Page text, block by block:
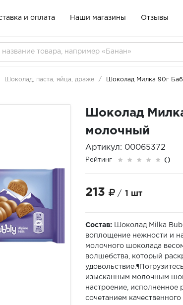
и оплата Наши магазины Отзывы
Шоколад, паста, яйца, драже Шоколад Милка 90г
Шоколад
молочный
Артикул: 00065372
Рейтинг ()
213 / 1 шт
Состав:
Шоколад Milka
воплощение нежности и
молочного шоколада
волшебства, который
изысканным молочным
настроение, исполненное
сочетанием